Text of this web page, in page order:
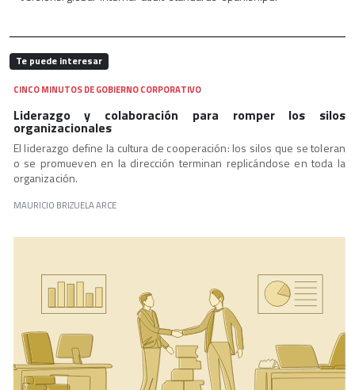
Te puede interesar
CINCO MINUTOS DE GOBIERNO CORPORATIVO
Liderazgo y colaboración para romper los silos
organizacionales
El liderazgo define la cultura de cooperación: los silos que se toleran
o se promueven en la dirección terminan replicándose en toda la
organización.
MAURICIO BRIZUELA ARCE